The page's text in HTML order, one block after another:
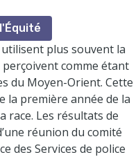
utilisent plus souvent la
comme étant
du Moyen-Orient. Cette
la première année de la
race. Les résultats de
réunion du comité
des Services de police